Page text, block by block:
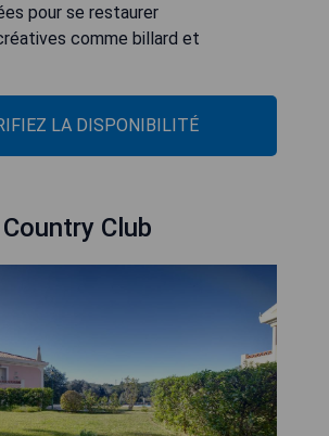
pour se restaurer
comme billard et
LA DISPONIBILITÉ
Club